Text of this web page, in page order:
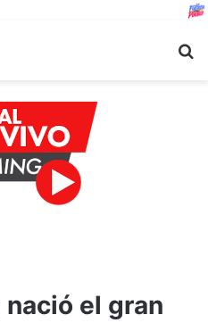
nació el gran